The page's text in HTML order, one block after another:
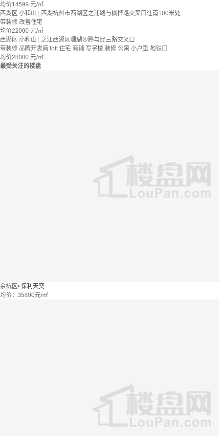
均价14599 元/㎡
西湖区 小和山 | 西湖杭州市西湖区之浦路与枫桦路交叉口往南100米处
带装修 改善住宅
均价22000 元/㎡
西湖区 小和山 | 之江西湖区珊瑚沙路与经三路交叉口
带装修 品牌开发商 loft 住宅 商铺 写字楼 装修 公寓 小户型 地铁口
均价28000 元/㎡
最受关注的楼盘
余杭区• 保利天奕
均价： 35800元/㎡